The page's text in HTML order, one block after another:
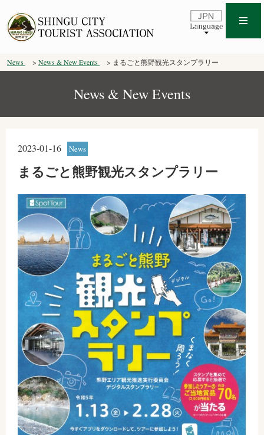
News News & New Events まるごと熊野観光スタンプラリー
News & New Events
2023-01-16 News
まるごと熊野観光スタンプラリー